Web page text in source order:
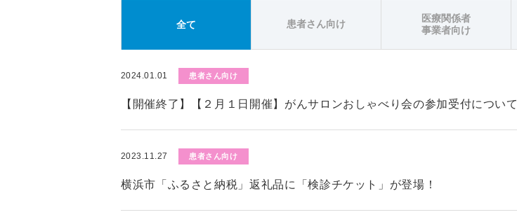
全て 患者さん向け
医療関係者
事業者向け
2024.01.01 患者さん向け
【開催終了】【２月１日開催】がんサロンおしゃべり会の参加受付について
2023.11.27 患者さん向け
横浜市「ふるさと納税」返礼品に「検診チケット」が登場！